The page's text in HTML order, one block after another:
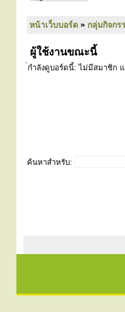
หน้าเว็บบอร์ด » กลุ่มกิจกร
ผู้ใช้งานขณะนี้
กำลังดูบอร์ดนี้: ไม่มีสมาชิก
ค้นหาสำหรับ: